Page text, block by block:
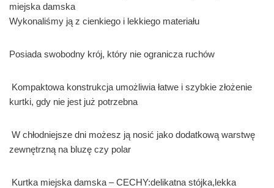
miejska damska
Wykonaliśmy ją z cienkiego i lekkiego materiału
Posiada swobodny krój, który nie ogranicza ruchów
Kompaktowa konstrukcja umożliwia łatwe i szybkie złożenie
kurtki, gdy nie jest już potrzebna
W chłodniejsze dni możesz ją nosić jako dodatkową warstwę
zewnętrzną na bluzę czy polar
Kurtka miejska damska – CECHY:delikatna stójka,lekka